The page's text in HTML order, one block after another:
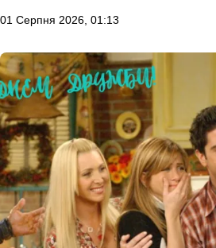
01 Серпня 2026, 01:13